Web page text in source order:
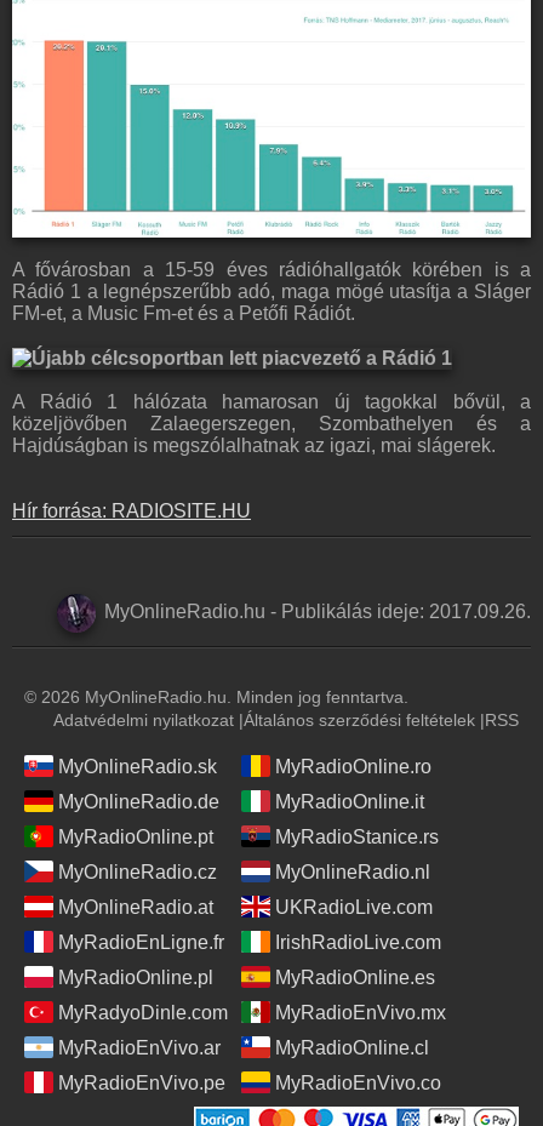
A fővárosban a 15-59 éves rádióhallgatók körében is a
Rádió 1 a legnépszerűbb adó, maga mögé utasítja a Sláger
FM-et, a Music Fm-et és a Petőfi Rádiót.
A Rádió 1 hálózata hamarosan új tagokkal bővül, a
közeljövőben Zalaegerszegen, Szombathelyen és a
Hajdúságban is megszólalhatnak az igazi, mai slágerek.
Hír forrása: RADIOSITE.HU
MyOnlineRadio.hu - Publikálás ideje: 2017.09.26.
© 2026 MyOnlineRadio.hu. Minden jog fenntartva.
Adatvédelmi nyilatkozat |Általános szerződési feltételek |RSS
MyOnlineRadio.sk
MyRadioOnline.ro
MyOnlineRadio.de
MyRadioOnline.it
MyRadioOnline.pt
MyRadioStanice.rs
MyOnlineRadio.cz
MyOnlineRadio.nl
MyOnlineRadio.at
UKRadioLive.com
MyRadioEnLigne.fr
IrishRadioLive.com
MyRadioOnline.pl
MyRadioOnline.es
MyRadyoDinle.com
MyRadioEnVivo.mx
MyRadioEnVivo.ar
MyRadioOnline.cl
MyRadioEnVivo.pe
MyRadioEnVivo.co